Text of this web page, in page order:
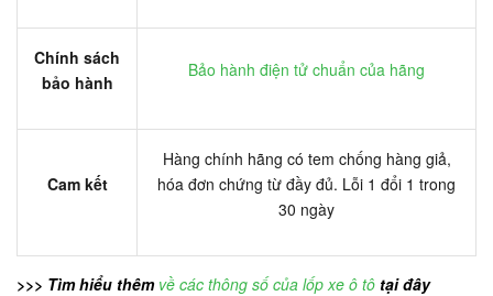
Chính sách
bảo hành
Bảo hành điện tử chuẩn của hãng
Cam kết
Hàng chính hãng có tem chống hàng giả,
hóa đơn chứng từ đầy đủ. Lỗi 1 đổi 1 trong
30 ngày
>>> Tìm hiểu thêm về các thông số của lốp xe ô tô tại đây